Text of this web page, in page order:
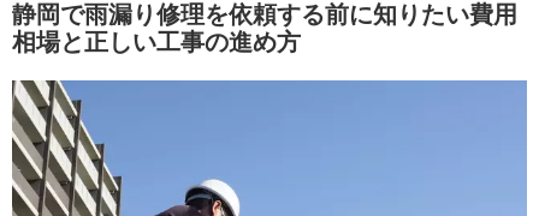
静岡で雨漏り修理を依頼する前に知りたい費用
相場と正しい工事の進め方